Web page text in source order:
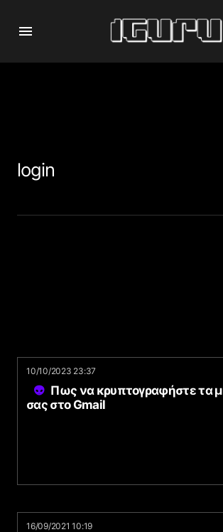
login
10/10/2023 23:37
Πως να κρυπτογραφήστε τα
σας στο Gmail
16/09/2021 10:19